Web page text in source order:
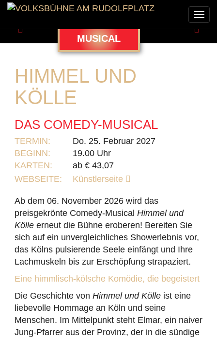
Zurück MUSICAL
HIMMEL UND
KÖLLE
DAS COMEDY-MUSICAL
TERMIN:
Do. 25. Februar 2027
BEGINN:
19.00 Uhr
KARTEN:
ab € 43,07
WEBSEITE:
Künstlerseite
Ab dem 06. November 2026 wird das
preisgekrönte Comedy-Musical Himmel und
Kölle erneut die Bühne eroberen! Bereiten Sie
sich auf ein unvergleichliches Showerlebnis vor,
das Kölns pulsierende Seele einfängt und Ihre
Lachmuskeln bis zur Erschöpfung strapaziert.
Eine himmlisch-kölsche Komödie, die begeistert
Die Geschichte von Himmel und Kölle ist eine
liebevolle Hommage an Köln und seine
Menschen. Im Mittelpunkt steht Elmar, ein naiver
Jung-Pfarrer aus der Provinz, der in die sündige